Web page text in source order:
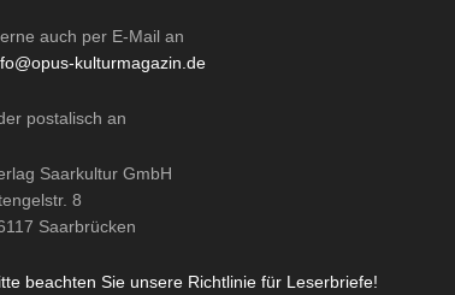
auch per E-Mail an
kulturmagazin.de
postalisch an
Saarkultur GmbH
8
Saarbrücken
beachten Sie unsere Richtlinie für Leserbriefe!